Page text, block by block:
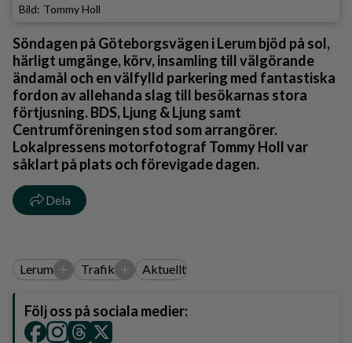
Tommy Holl
Söndagen på Göteborgsvägen i Lerum bjöd på sol,
härligt umgänge, körv, insamling till välgörande
ändamål och en välfylld parkering med fantastiska
fordon av allehanda slag till besökarnas stora
förtjusning. BDS, Ljung & Ljung samt
Centrumföreningen stod som arrangörer.
Lokalpressens motorfotograf Tommy Holl var
såklart på plats och förevigade dagen.
Dela
Lerum + Trafik + Aktuellt
Följ oss på sociala medier: